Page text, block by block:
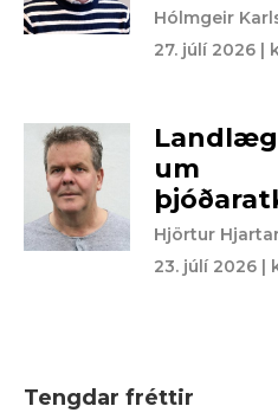
Hólmgeir
27. júlí 2026 |
um
Hjörtur
23. júlí 2026 |
Tengdar fréttir